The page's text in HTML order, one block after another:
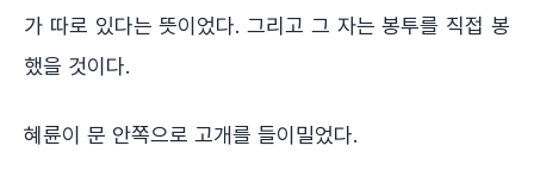
가 따로 있다는 뜻이었다. 그리고 그 자는 봉투를 직접 봉
했을 것이다.
혜륜이 문 안쪽으로 고개를 들이밀었다.